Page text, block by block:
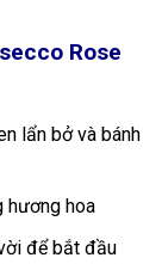
Rose
lẩn bở và bánh
hương hoa
để bắt đầu